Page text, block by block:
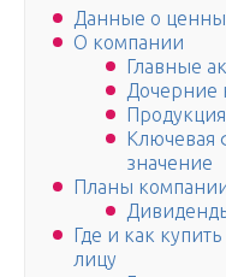
Данные о
О компании
Главные
Дочерние
Ключевая
значение
Планы
Где и как
лицу